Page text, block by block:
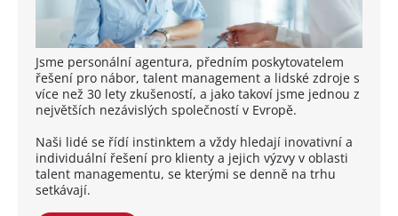
Jsme personální agentura, předním poskytovatelem
řešení pro nábor, talent management a lidské zdroje s
více než 30 lety zkušeností, a jako takoví jsme jednou z
největších nezávislých společností v Evropě.
Naši lidé se řídí instinktem a vždy hledají inovativní a
individuální řešení pro klienty a jejich výzvy v oblasti
talent managementu, se kterými se denně na trhu
setkávají.